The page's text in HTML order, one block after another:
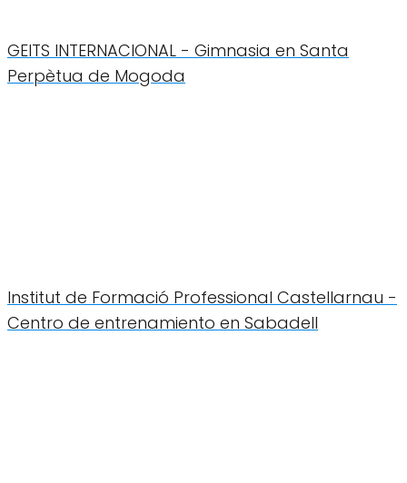
GEITS INTERNACIONAL - Gimnasia en Santa
Perpètua de Mogoda
Institut de Formació Professional Castellarnau -
Centro de entrenamiento en Sabadell